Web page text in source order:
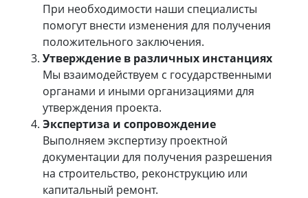
При необходимости наши специалисты
помогут внести изменения для получения
положительного заключения.
Утверждение в различных инстанциях
Мы взаимодействуем с государственными
органами и иными организациями для
утверждения проекта.
Экспертиза и сопровождение
Выполняем экспертизу проектной
документации для получения разрешения
на строительство, реконструкцию или
капитальный ремонт.